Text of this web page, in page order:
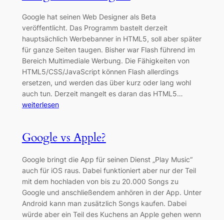
Google hat seinen Web Designer als Beta
veröffentlicht. Das Programm bastelt derzeit
hauptsächlich Werbebanner in HTML5, soll aber später
für ganze Seiten taugen. Bisher war Flash führend im
Bereich Multimediale Werbung. Die Fähigkeiten von
HTML5/CSS/JavaScript können Flash allerdings
ersetzen, und werden das über kurz oder lang wohl
auch tun. Derzeit mangelt es daran das HTML5…
weiterlesen
Google vs Apple?
Google bringt die App für seinen Dienst „Play Music“
auch für iOS raus. Dabei funktioniert aber nur der Teil
mit dem hochladen von bis zu 20.000 Songs zu
Google und anschließendem anhören in der App. Unter
Android kann man zusätzlich Songs kaufen. Dabei
würde aber ein Teil des Kuchens an Apple gehen wenn